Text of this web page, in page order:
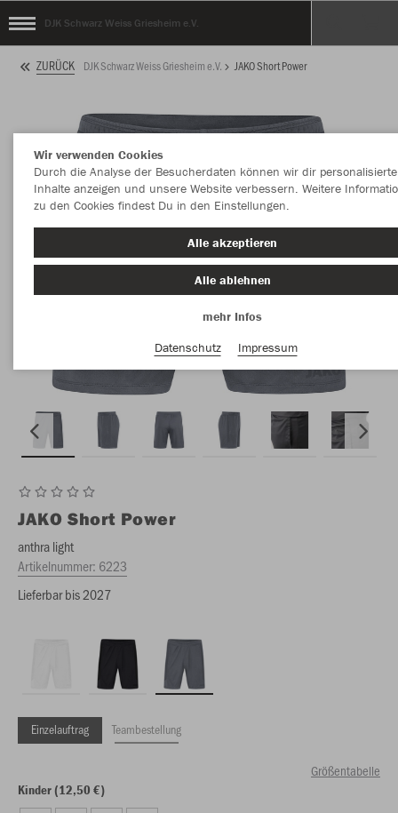
DJK Schwarz Weiss Griesheim e.V.
ZURÜCK DJK Schwarz Weiss Griesheim e.V. JAKO Short Power
JAKO Short Power
anthra light
Artikelnummer: 6223
Lieferbar bis 2027
Einzelauftrag Teambestellung
Größentabelle
Kinder (12,50 €)
Wir verwenden Cookies
Durch die Analyse der Besucherdaten können wir dir personalisierte
Inhalte anzeigen und unsere Website verbessern. Weitere
zu den Cookies findest Du in den Einstellungen.
Alle akzeptieren
Alle ablehnen
mehr Infos
Datenschutz
Impressum